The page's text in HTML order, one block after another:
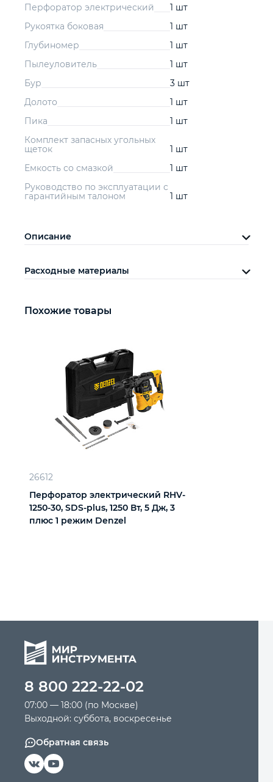
Перфоратор электрический
1 шт
Рукоятка боковая
1 шт
Глубиномер
1 шт
Пылеуловитель
1 шт
Бур
3 шт
Долото
1 шт
Пика
1 шт
Комплект запасных угольных
щеток
1 шт
Емкость со смазкой
1 шт
Руководство по эксплуатации с
гарантийным талоном
1 шт
Описание
Расходные материалы
Похожие товары
26612
Перфоратор электрический RHV-
1250-30, SDS-plus, 1250 Вт, 5 Дж, 3
плюс 1 режим Denzel
8 800 222-22-02
07:00 — 18:00 (по Москве)
Выходной: суббота, воскресенье
Обратная связь